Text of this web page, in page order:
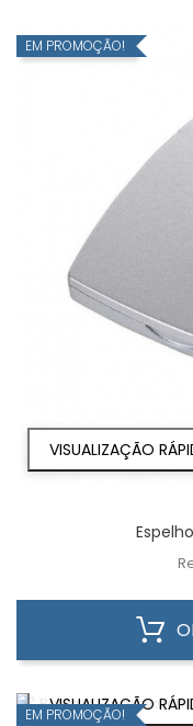
VISUALIZAÇÃO
EM PROMOÇÃO!
VISUALIZAÇÃO
EM PROMOÇÃO!